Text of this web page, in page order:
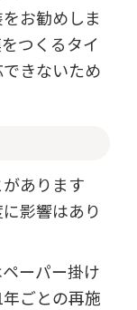
お勧めしま
つくるタイ
きないため
あります
影響はあり
ーパー掛け
ごとの再施